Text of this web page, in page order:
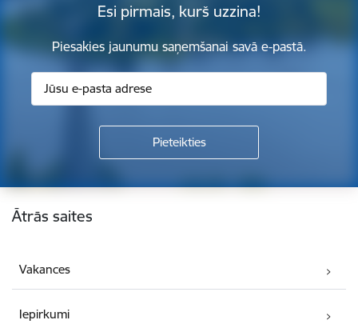
Esi pirmais, kurš uzzina!
Piesakies jaunumu saņemšanai savā e-pastā.
Kājene
Ātrās saites
Vakances
Iepirkumi